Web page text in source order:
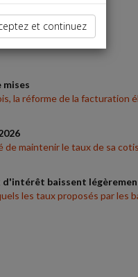
la réforme de la facturation
maintenir le taux de sa
d'intérêt baissent
les taux proposés par les
et continuez